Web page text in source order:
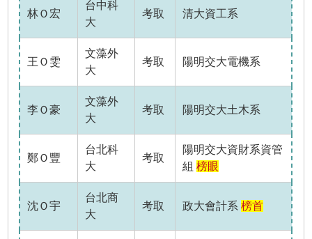
林Ｏ宏
台中科
大
考取 清大資工系
王Ｏ雯
文藻外
大
考取 陽明交大電機系
李Ｏ豪
文藻外
大
考取 陽明交大土木系
鄭Ｏ豐
台北科
大
考取
陽明交大資財系資管
組榜眼
沈Ｏ宇
台北商
大
考取 政大會計系榜首